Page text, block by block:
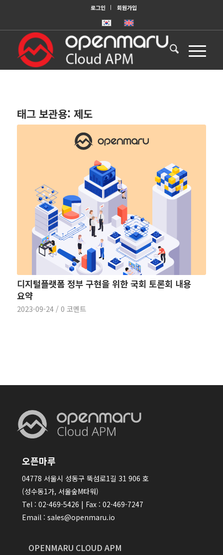
로그인 회원가입
태그 보관용: 제도
디지털플랫폼 정부 구현을 위한 국회 토론회 내용
요약
2023-09-24 / 0 코멘트
오픈마루
04778 서울시 성동구 뚝섬로1길 31 906 호
(성수동1가, 서울숲M타워)
Tel : 02-469-5426 | Fax : 02-469-7247
Email : sales@openmaru.io
OPENMARU CLOUD APM